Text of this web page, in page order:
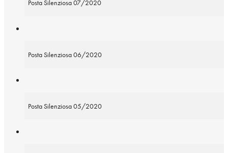
Posta Silenziosa 07/2020
Posta Silenziosa 06/2020
Posta Silenziosa 05/2020